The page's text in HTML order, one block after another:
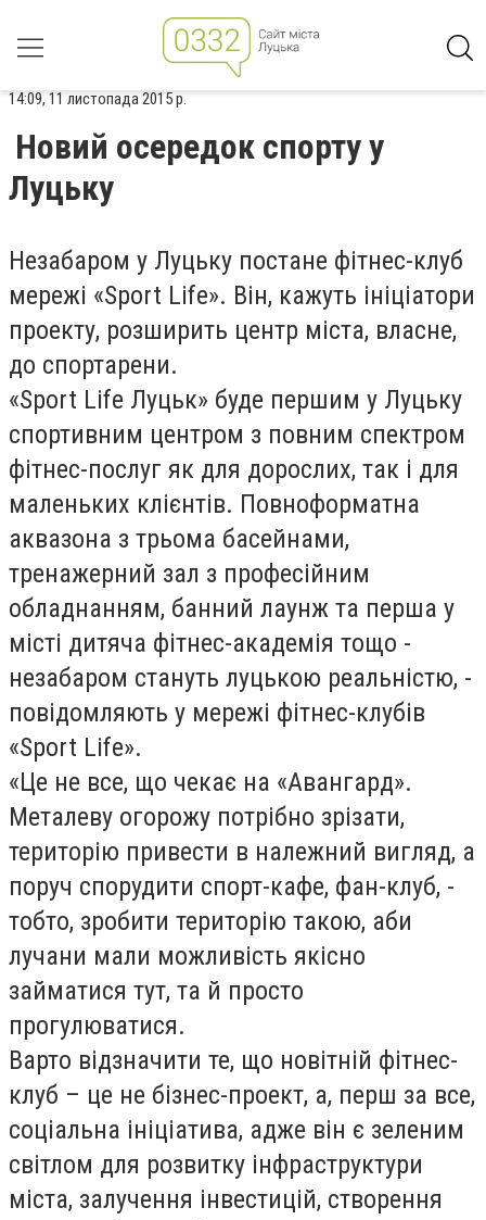
14:09, 11 листопада 2015 р.
Новий осередок спорту у
Луцьку
Незабаром у Луцьку постане фітнес-клуб
мережі «Sport Life». Він, кажуть ініціатори
проекту, розширить центр міста, власне,
до спортарени.
«Sport Life Луцьк» буде першим у Луцьку
спортивним центром з повним спектром
фітнес-послуг як для дорослих, так і для
маленьких клієнтів. Повноформатна
аквазона з трьома басейнами,
тренажерний зал з професійним
обладнанням, банний лаунж та перша у
місті дитяча фітнес-академія тощо -
незабаром стануть луцькою реальністю, -
повідомляють у мережі фітнес-клубів
«Sport Life».
«Це не все, що чекає на «Авангард».
Металеву огорожу потрібно зрізати,
територію привести в належний вигляд, а
поруч спорудити спорт-кафе, фан-клуб, -
тобто, зробити територію такою, аби
лучани мали можливість якісно
займатися тут, та й просто
прогулюватися.
Варто відзначити те, що новітній фітнес-
клуб – це не бізнес-проект, а, перш за все,
соціальна ініціатива, адже він є зеленим
світлом для розвитку інфраструктури
міста, залучення інвестицій, створення